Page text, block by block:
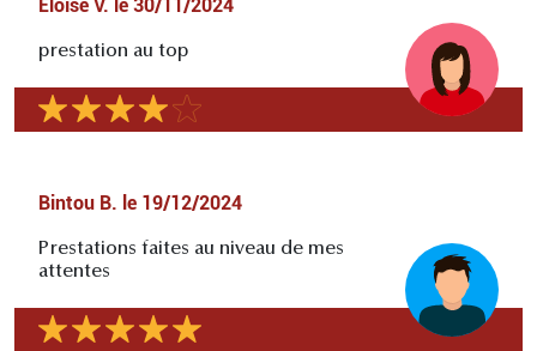
Éloïse V. le 30/11/2024
prestation au top
Bintou B. le 19/12/2024
Prestations faites au niveau de mes
attentes